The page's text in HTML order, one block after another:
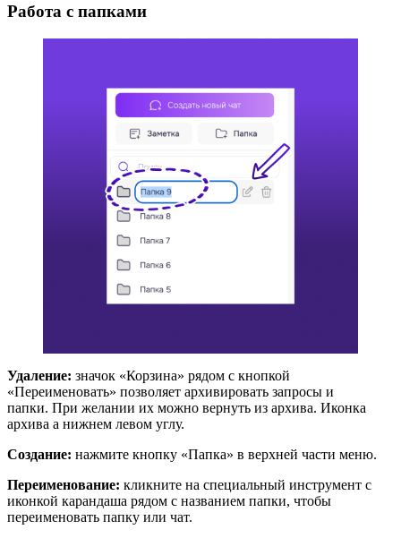
Работа с папками
Удаление: значок «Корзина» рядом с кнопкой
«Переименовать» позволяет архивировать запросы и
папки. При желании их можно вернуть из архива. Иконка
архива а нижнем левом углу.
Создание: нажмите кнопку «Папка» в верхней части меню.
Переименование: кликните на специальный инструмент с
иконкой карандаша рядом с названием папки, чтобы
переименовать папку или чат.